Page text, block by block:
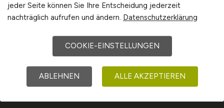
Für Arbeitnehmer
Arbeitgeber Kontakt
Karrierenetzwerk
jeder Seite können Sie Ihre Entscheidung jederzeit
nachträglich aufrufen und ändern. Datenschutzerklärung
COOKIE-EINSTELLUNGEN
ABLEHNEN ALLE AKZEPTIEREN